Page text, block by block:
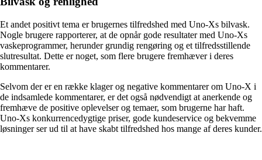
Et andet positivt tema er brugernes tilfredshed med Uno-Xs bilvask.
Nogle brugere rapporterer, at de opnår gode resultater med Uno-Xs
vaskeprogrammer, herunder grundig rengøring og et tilfredsstillende
slutresultat. Dette er noget, som flere brugere fremhæver i deres
kommentarer.
Selvom der er en række klager og negative kommentarer om Uno-X i
de indsamlede kommentarer, er det også nødvendigt at anerkende og
fremhæve de positive oplevelser og temaer, som brugerne har haft.
Uno-Xs konkurrencedygtige priser, gode kundeservice og bekvemme
løsninger ser ud til at have skabt tilfredshed hos mange af deres kunder.